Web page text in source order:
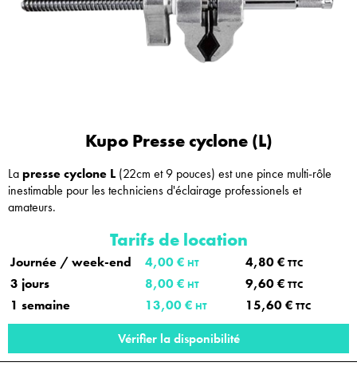
Kupo Presse cyclone (L)
Lapresse cyclone L (22cm et 9 pouces) est une pince multi-rôle
inestimable pour les techniciens d'éclairage professionels et
amateurs.
Tarifs de location
Journée / week-end 4,00 € HT 4,80 € TTC
3 jours 8,00 € HT 9,60 € TTC
1 semaine 13,00 € HT 15,60 € TTC
Vérifier la disponibilité